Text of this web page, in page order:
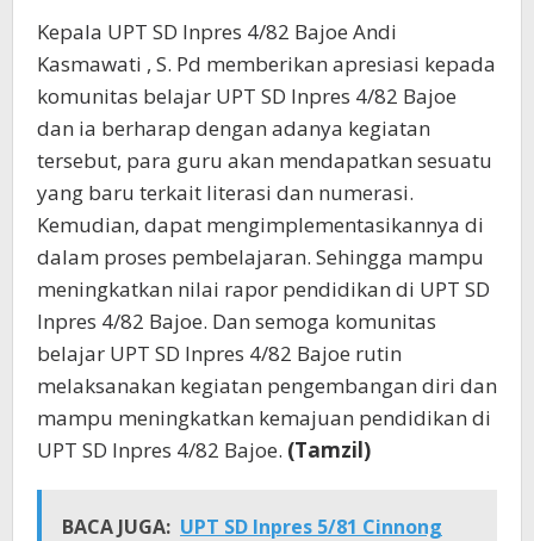
Kepala UPT SD Inpres 4/82 Bajoe Andi
Kasmawati , S. Pd memberikan apresiasi kepada
komunitas belajar UPT SD Inpres 4/82 Bajoe
dan ia berharap dengan adanya kegiatan
tersebut, para guru akan mendapatkan sesuatu
yang baru terkait literasi dan numerasi.
Kemudian, dapat mengimplementasikannya di
dalam proses pembelajaran. Sehingga mampu
meningkatkan nilai rapor pendidikan di UPT SD
Inpres 4/82 Bajoe. Dan semoga komunitas
belajar UPT SD Inpres 4/82 Bajoe rutin
melaksanakan kegiatan pengembangan diri dan
mampu meningkatkan kemajuan pendidikan di
UPT SD Inpres 4/82 Bajoe. (Tamzil)
BACA JUGA: UPT SD Inpres 5/81 Cinnong